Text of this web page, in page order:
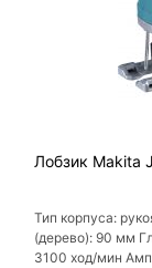
Лобзик Makita
Тип корпуса:
(дерево): 90 мм
3100 ход/мин